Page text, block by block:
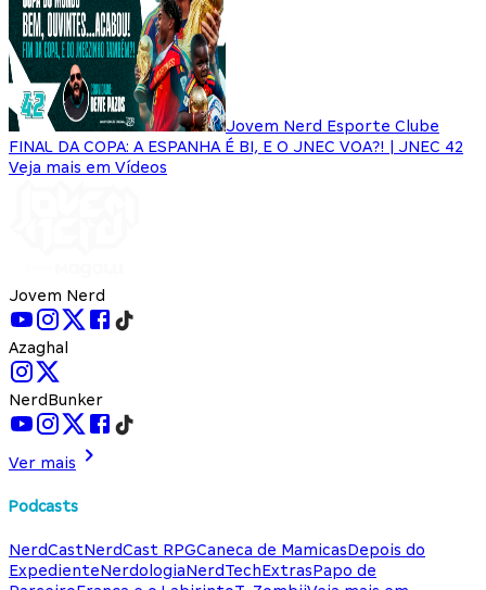
Jovem Nerd Esporte Clube
FINAL DA COPA: A ESPANHA É BI, E O JNEC VOA?! | JNEC 42
Veja mais em Vídeos
Jovem Nerd
Azaghal
NerdBunker
Ver mais
Podcasts
NerdCastNerdCast RPGCaneca de MamicasDepois do
ExpedienteNerdologiaNerdTechExtrasPapo de